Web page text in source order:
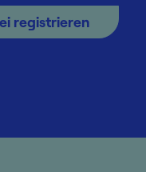
registrieren